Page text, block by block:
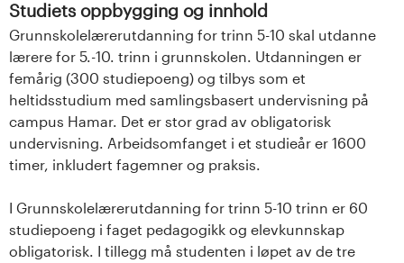
n
v
e
r
s
Studiets oppbygging og innhold
Grunnskolelærerutdanning for trinn 5-10 skal utdanne
lærere for 5.-10. trinn i grunnskolen. Utdanningen er
femårig (300 studiepoeng) og tilbys som et
heltidsstudium med samlingsbasert undervisning på
campus Hamar. Det er stor grad av obligatorisk
undervisning. Arbeidsomfanget i et studieår er 1600
timer, inkludert fagemner og praksis.
I Grunnskolelærerutdanning for trinn 5-10 trinn er 60
studiepoeng i faget pedagogikk og elevkunnskap
obligatorisk. I tillegg må studenten i løpet av de tre